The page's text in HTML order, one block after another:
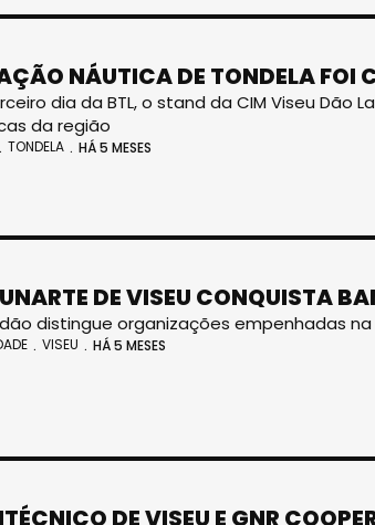
NÁUTICA DE TONDELA FOI
dia da BTL, o stand da CIM Viseu
da região
TONDELA HÁ 5 MESES
DE VISEU CONQUISTA
distingue organizações empenhadas
VISEU HÁ 5 MESES
DE VISEU E GNR